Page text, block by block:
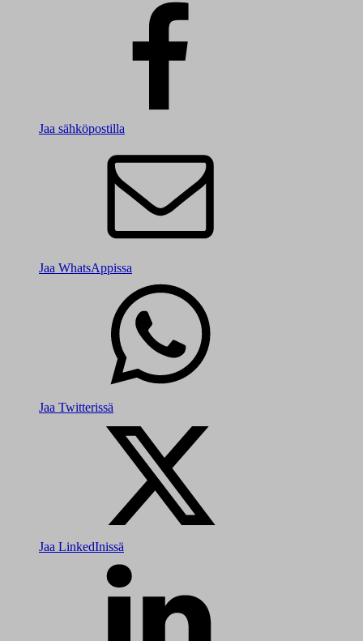
Jaa sähköpostilla
Jaa WhatsAppissa
Jaa Twitterissä
Jaa LinkedInissä